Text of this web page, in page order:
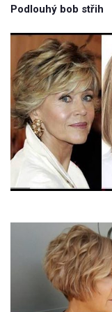
Podlouhý bob střih